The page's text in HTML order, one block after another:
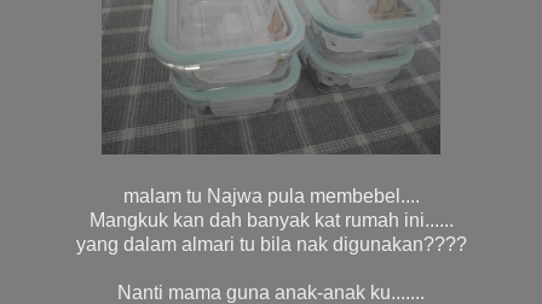
malam tu Najwa pula membebel....
Mangkuk kan dah banyak kat rumah ini......
yang dalam almari tu bila nak digunakan????
Nanti mama guna anak-anak ku.......